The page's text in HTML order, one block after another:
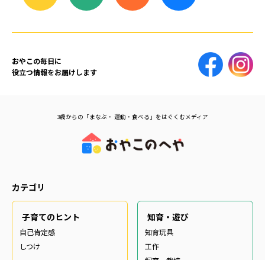
おやこの毎日に
役立つ情報をお届けします
3歳からの「まなぶ・ 運動・食べる」をはぐくむメディア
カテゴリ
子育てのヒント
自己肯定感
しつけ
知育・遊び
知育玩具
工作